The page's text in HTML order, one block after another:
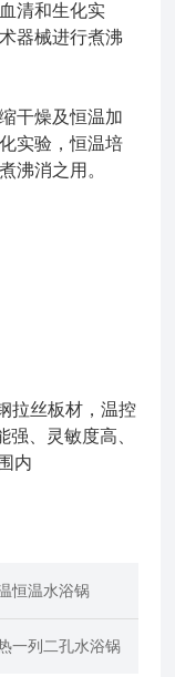
清和生化实
器械进行煮沸
干燥及恒温加
实验，恒温培
沸消之用。
拉丝板材，温控
、灵敏度高、
内
恒温水浴锅
一列二孔水浴锅